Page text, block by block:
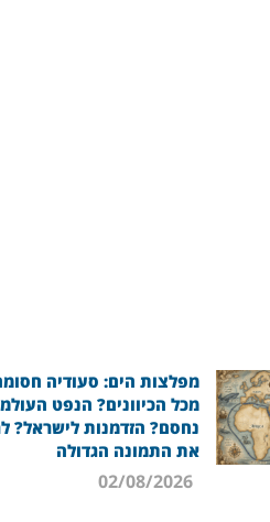
מפלצות הים: סעודיה
מכל הכיוונים? הנפט
נחסם? הזדמנות לישראל?
את התמונה הגדולה
02/08/2026